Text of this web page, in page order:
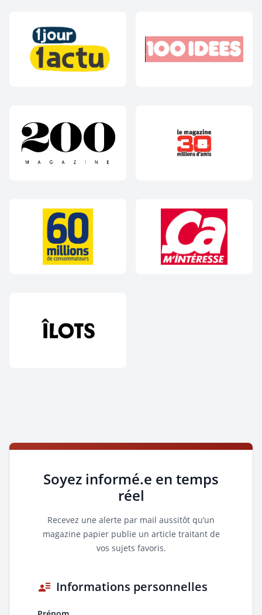
Soyez informé.e en temps
réel
Recevez une alerte par mail aussitôt qu’un
magazine papier publie un article traitant de
vos sujets favoris.
user_attributes Informations personnelles